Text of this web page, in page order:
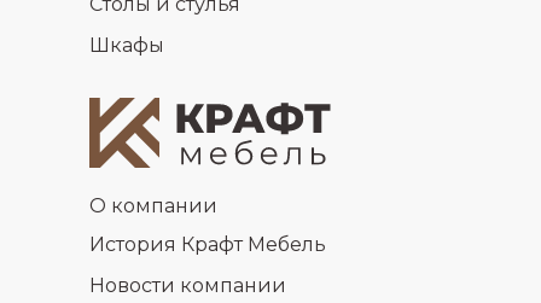
Шкафы
О компании
История Крафт Мебель
Новости компании